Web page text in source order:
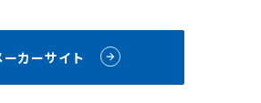
ーカーサイト